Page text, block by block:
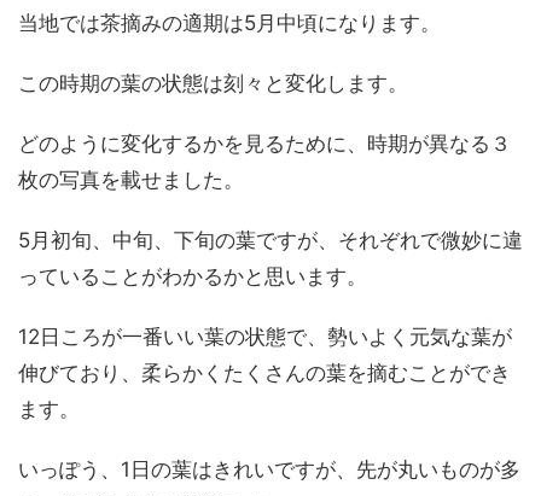
当地では茶摘みの適期は5月中頃になります。
この時期の葉の状態は刻々と変化します。
どのように変化するかを見るために、時期が異なる３
枚の写真を載せました。
5月初旬、中旬、下旬の葉ですが、それぞれで微妙に違
っていることがわかるかと思います。
12日ころが一番いい葉の状態で、勢いよく元気な葉が
伸びており、柔らかくたくさんの葉を摘むことができ
ます。
いっぽう、1日の葉はきれいですが、先が丸いものが多